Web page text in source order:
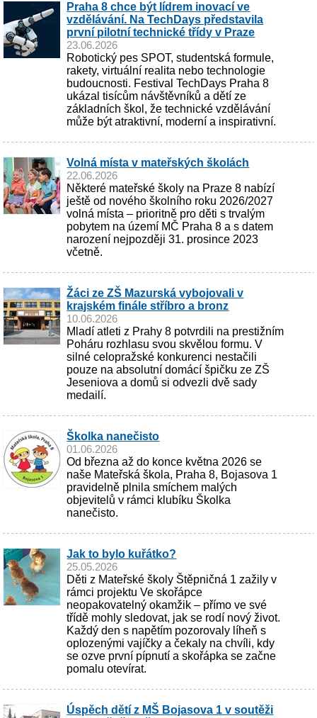
Praha 8 chce být lídrem inovací ve
vzdělávání. Na TechDays představila
první pilotní technické třídy v Praze
23.06.2026
Robotický pes SPOT, studentská formule,
rakety, virtuální realita nebo technologie
budoucnosti. Festival TechDays Praha 8
ukázal tisícům návštěvníků a dětí ze
základních škol, že technické vzdělávání
může být atraktivní, moderní a inspirativní.
Volná místa v mateřských školách
22.06.2026
Některé mateřské školy na Praze 8 nabízí
ještě od nového školního roku 2026/2027
volná místa – prioritně pro děti s trvalým
pobytem na území MČ Praha 8 a s datem
narození nejpozději 31. prosince 2023
včetně.
Žáci ze ZŠ Mazurská vybojovali v
krajském finále stříbro a bronz
10.06.2026
Mladí atleti z Prahy 8 potvrdili na prestižním
Poháru rozhlasu svou skvělou formu. V
silné celopražské konkurenci nestačili
pouze na absolutní domácí špičku ze ZŠ
Jeseniova a domů si odvezli dvě sady
medailí.
Školka nanečisto
01.06.2026
Od března až do konce května 2026 se
naše Mateřská škola, Praha 8, Bojasova 1
pravidelně plnila smíchem malých
objevitelů v rámci klubíku Školka
nanečisto.
Jak to bylo kuřátko?
25.05.2026
Děti z Mateřské školy Štěpničná 1 zažily v
rámci projektu Ve skořápce
neopakovatelný okamžik – přímo ve své
třídě mohly sledovat, jak se rodí nový život.
Každý den s napětím pozorovaly líheň s
oplozenými vajíčky a čekaly na chvíli, kdy
se ozve první pípnutí a skořápka se začne
pomalu otevírat.
Úspěch dětí z MŠ Bojasova 1 v soutěži